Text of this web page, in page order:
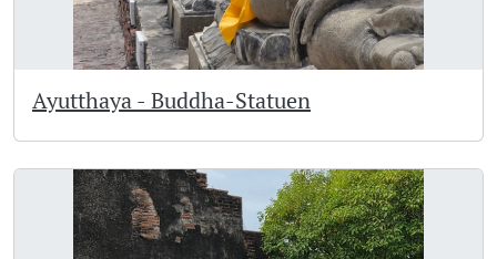
Ayutthaya - Buddha-Statuen